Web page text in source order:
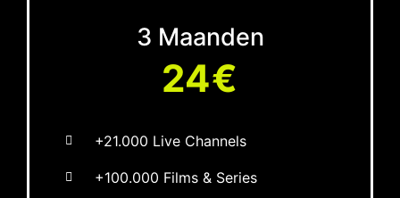
3 Maanden
24€
+21.000 Live Channels
+100.000 Films & Series